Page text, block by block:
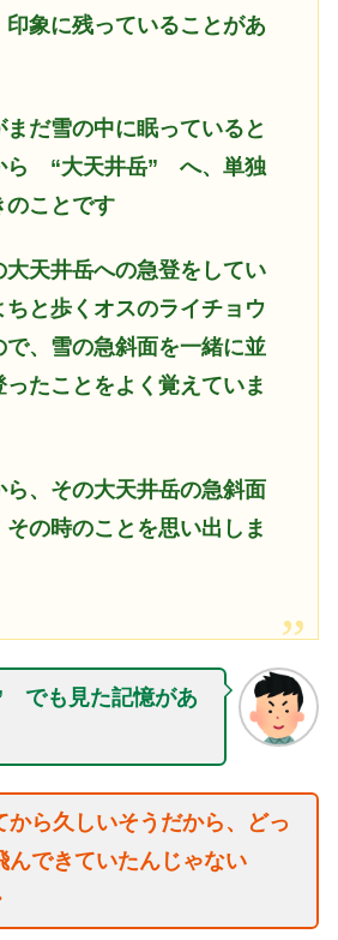
印象に残っていることがあ
だ雪の中に眠っていると
“大天井岳” へ、単独
のことです
天井岳への急登をしてい
ちと歩くオスのライチョウ
で、雪の急斜面を一緒に並
たことをよく覚えていま
、その大天井岳の急斜面
の時のことを思い出しま
でも見た記憶があ
から久しいそうだから、どっ
んできていたんじゃない